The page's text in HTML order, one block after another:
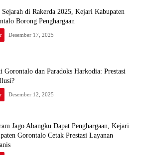
Sejarah di Rakerda 2025, Kejari Kabupaten
Borong Penghargaan
Desember 17, 2025
Gorontalo dan Paradoks Harkodia: Prestasi
Desember 12, 2025
Jago Abangku Dapat Penghargaan, Kejari
Gorontalo Cetak Prestasi Layanan